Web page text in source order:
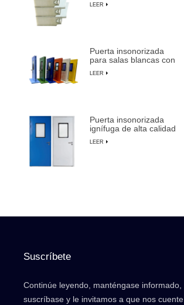
más duraderos de
LEER
Puerta insonorizada
para salas blancas con
fabricación de
LEER
Puerta insonorizada
ignífuga de alta calidad
anulación manual
LEER
Suscríbete
Continúe leyendo, manténgase informado,
suscríbase y le invitamos a que nos cuente